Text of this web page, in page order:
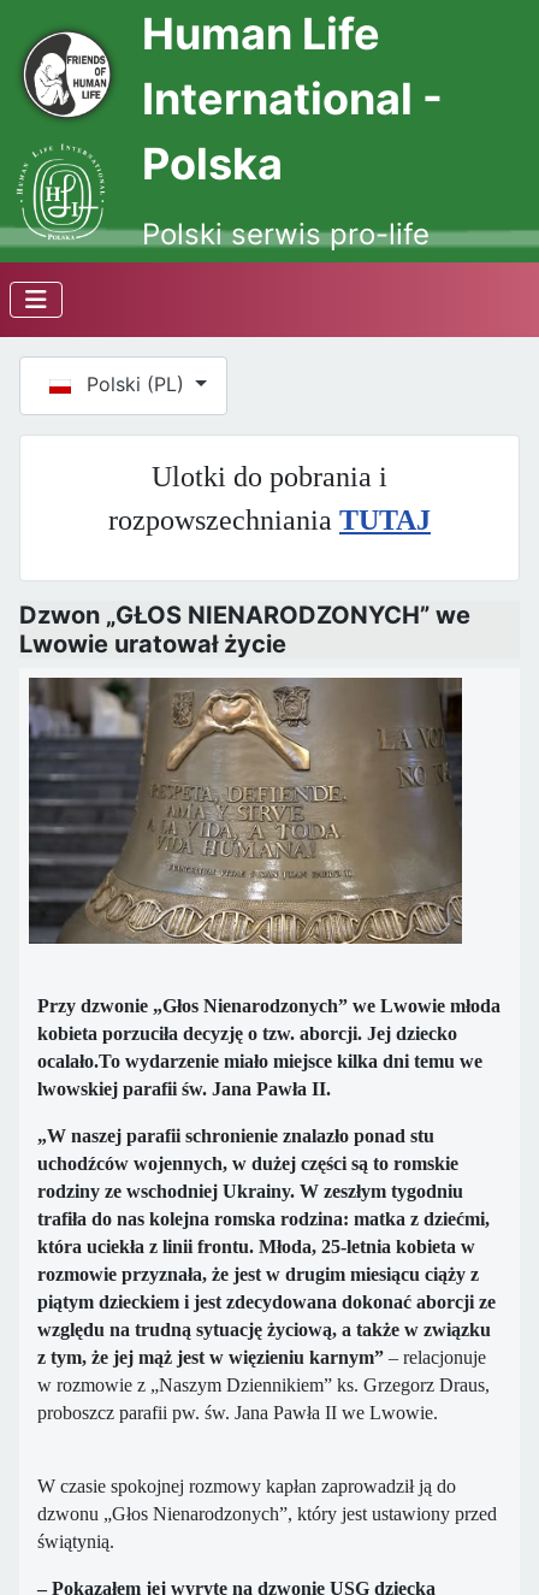
Human Life
International -
Polska
Polski serwis pro-life
Wybierz swój język
Polski (PL)
Ulotki do pobrania i
rozpowszechniania TUTAJ
Dzwon „GŁOS NIENARODZONYCH” we
Lwowie uratował życie
Przy dzwonie „Głos Nienarodzonych” we Lwowie młoda
kobieta porzuciła decyzję o tzw. aborcji. Jej dziecko
ocalało.To wydarzenie miało miejsce kilka dni temu we
lwowskiej parafii św. Jana Pawła II.
„W naszej parafii schronienie znalazło ponad stu
uchodźców wojennych, w dużej części są to romskie
rodziny ze wschodniej Ukrainy. W zeszłym tygodniu
trafiła do nas kolejna romska rodzina: matka z dziećmi,
która uciekła z linii frontu. Młoda, 25-letnia kobieta w
rozmowie przyznała, że jest w drugim miesiącu ciąży z
piątym dzieckiem i jest zdecydowana dokonać aborcji ze
względu na trudną sytuację życiową, a także w związku
z tym, że jej mąż jest w więzieniu karnym” – relacjonuje
w rozmowie z „Naszym Dziennikiem” ks. Grzegorz Draus,
proboszcz parafii pw. św. Jana Pawła II we Lwowie.
W czasie spokojnej rozmowy kapłan zaprowadził ją do
dzwonu „Głos Nienarodzonych”, który jest ustawiony przed
świątynią.
– Pokazałem jej wyryte na dzwonie USG dziecka